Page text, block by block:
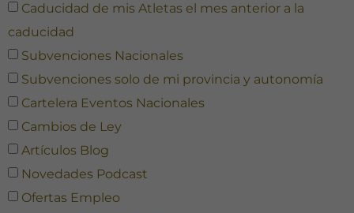
Caducidad de mis Atletas el mes anterior a la
caducidad
Subvenciones Nacionales
Subvenciones solo de mi provincia y autonomía
Cartelera Eventos Nacionales
Cambios de Ley
Artículos Blog
Novedades Podcast
Ofertas Empleo